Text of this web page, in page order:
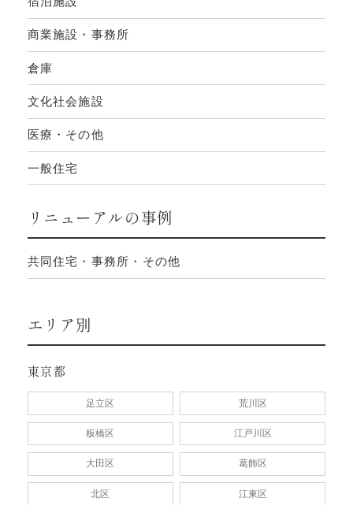
商業施設・事務所
倉庫
文化社会施設
医療・その他
一般住宅
リニューアルの事例
共同住宅・事務所・その他
エリア別
東京都
足立区 荒川区
板橋区 江戸川区
大田区 葛飾区
北区 江東区